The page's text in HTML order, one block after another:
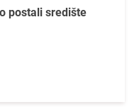
postali središte